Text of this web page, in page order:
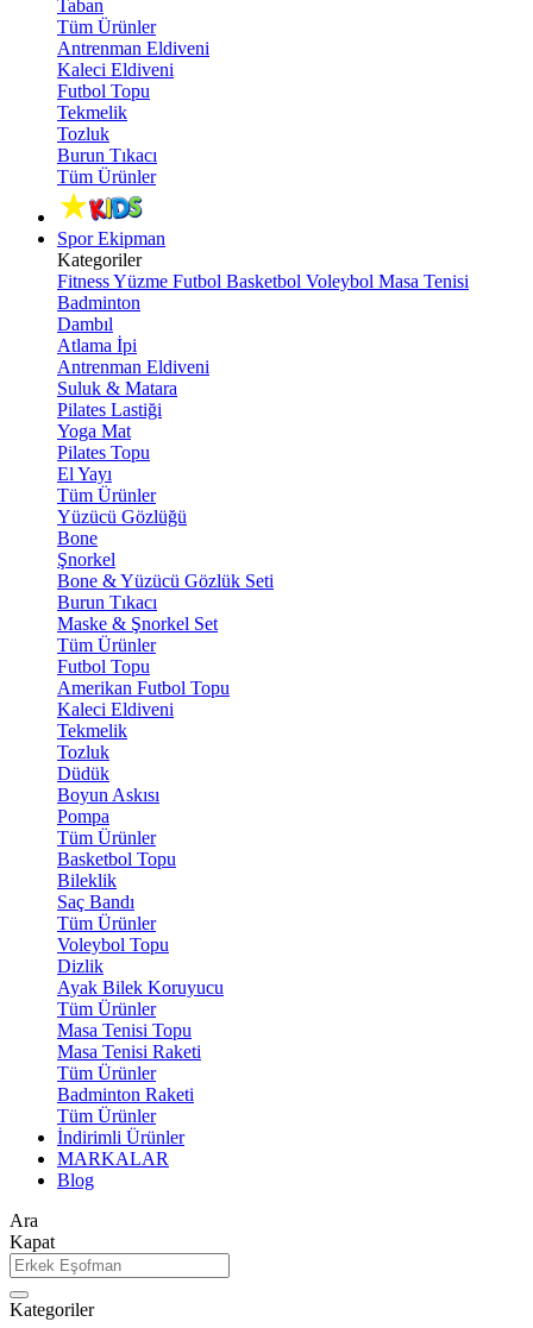
Taban
Tüm Ürünler
Antrenman Eldiveni
Kaleci Eldiveni
Futbol Topu
Tekmelik
Tozluk
Burun Tıkacı
Tüm Ürünler
Spor Ekipman
Kategoriler
FitnessYüzme Futbol Basketbol Voleybol Masa Tenisi
Badminton
Dambıl
Atlama İpi
Antrenman Eldiveni
Suluk & Matara
Pilates Lastiği
Yoga Mat
Pilates Topu
El Yayı
Tüm Ürünler
Yüzücü Gözlüğü
Bone
Şnorkel
Bone & Yüzücü Gözlük Seti
Burun Tıkacı
Maske & Şnorkel Set
Tüm Ürünler
Futbol Topu
Amerikan Futbol Topu
Kaleci Eldiveni
Tekmelik
Tozluk
Düdük
Boyun Askısı
Pompa
Tüm Ürünler
Basketbol Topu
Bileklik
Saç Bandı
Tüm Ürünler
Voleybol Topu
Dizlik
Ayak Bilek Koruyucu
Tüm Ürünler
Masa Tenisi Topu
Masa Tenisi Raketi
Tüm Ürünler
Badminton Raketi
Tüm Ürünler
İndirimli Ürünler
MARKALAR
Blog
Ara
Kapat
Kategoriler